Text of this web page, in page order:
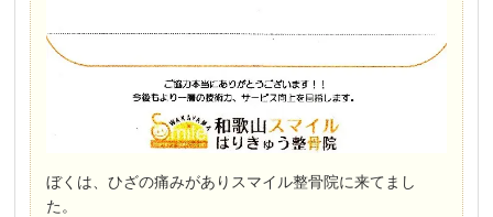
ぼくは、ひざの痛みがありスマイル整骨院に来てまし
た。